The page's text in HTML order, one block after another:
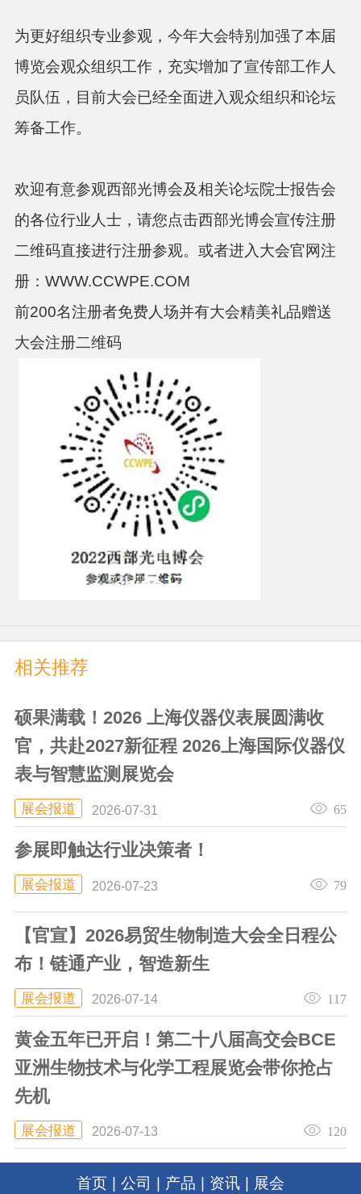
为更好组织专业参观，今年大会特别加强了本届
博览会观众组织工作，充实增加了宣传部工作人
员队伍，目前大会已经全面进入观众组织和论坛
筹备工作。
欢迎有意参观西部光博会及相关论坛院士报告会
的各位行业人士，请您点击西部光博会宣传注册
二维码直接进行注册参观。或者进入大会官网注
册： WWW.CCWPE.COM
前200名注册者免费人场并有大会精美礼品赠送
大会注册二维码
相关推荐
硕果满载！2026 上海仪器仪表展圆满收
官，共赴2027新征程 2026上海国际仪器仪
表与智慧监测展览会
展会报道 2026-07-31 65
参展即触达行业决策者！
展会报道 2026-07-23 79
【官宣】2026易贸生物制造大会全日程公
布！链通产业，智造新生
展会报道 2026-07-14 117
黄金五年已开启！第二十八届高交会BCE
亚洲生物技术与化学工程展览会带你抢占
先机
展会报道 2026-07-13 120
首页 公司 产品 资讯 展会